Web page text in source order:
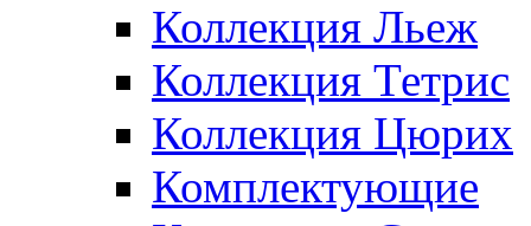
Коллекция Льеж
Коллекция Тетрис
Коллекция Цюрих
Комплектующие